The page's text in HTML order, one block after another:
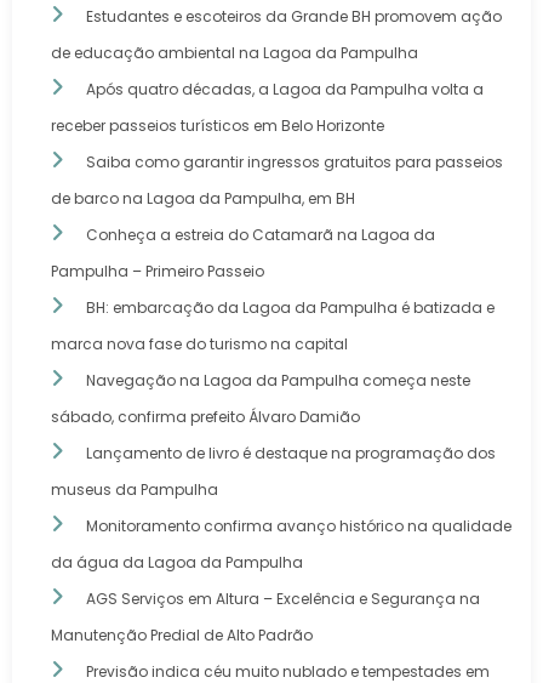
Estudantes e escoteiros da Grande BH promovem ação
de educação ambiental na Lagoa da Pampulha
Após quatro décadas, a Lagoa da Pampulha volta a
receber passeios turísticos em Belo Horizonte
Saiba como garantir ingressos gratuitos para passeios
de barco na Lagoa da Pampulha, em BH
Conheça a estreia do Catamarã na Lagoa da
Pampulha – Primeiro Passeio
BH: embarcação da Lagoa da Pampulha é batizada e
marca nova fase do turismo na capital
Navegação na Lagoa da Pampulha começa neste
sábado, confirma prefeito Álvaro Damião
Lançamento de livro é destaque na programação dos
museus da Pampulha
Monitoramento confirma avanço histórico na qualidade
da água da Lagoa da Pampulha
AGS Serviços em Altura – Excelência e Segurança na
Manutenção Predial de Alto Padrão
Previsão indica céu muito nublado e tempestades em